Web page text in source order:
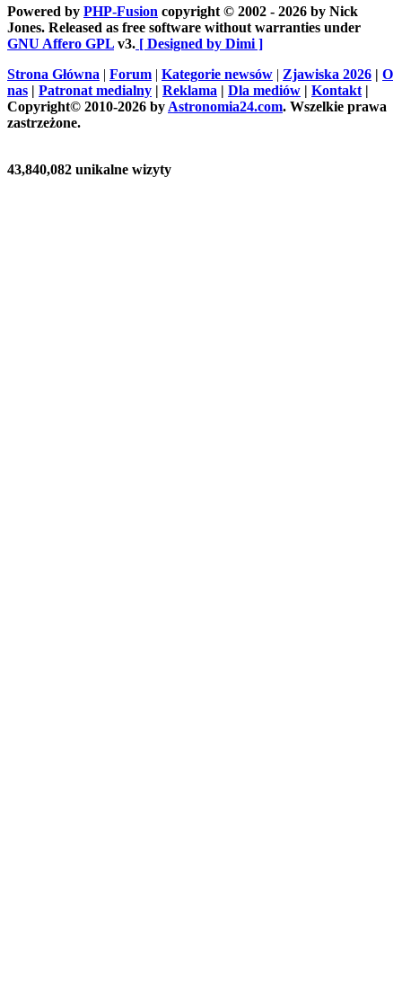
Powered by PHP-Fusion copyright © 2002 - 2026 by Nick
Jones. Released as free software without warranties under
GNU Affero GPL v3. [ Designed by Dimi ]
Strona Główna | Forum | Kategorie newsów | Zjawiska 2026 | O
nas | Patronat medialny | Reklama | Dla mediów | Kontakt |
Copyright© 2010-2026 by Astronomia24.com. Wszelkie prawa
zastrzeżone.
43,840,082 unikalne wizyty